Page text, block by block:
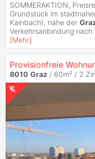
SOMMERAKTION,
Grundstück im
Kainbach), nahe der
Verkehrsanbindung nach
[Mehr]
Provisionfreie
8010 Graz / 60m² / 2